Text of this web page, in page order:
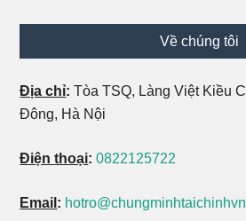
Về chúng tôi
Địa chỉ: Tòa TSQ, Làng Việt Kiều
Đông, Hà Nội
Điện thoại: 0822125722
Email :